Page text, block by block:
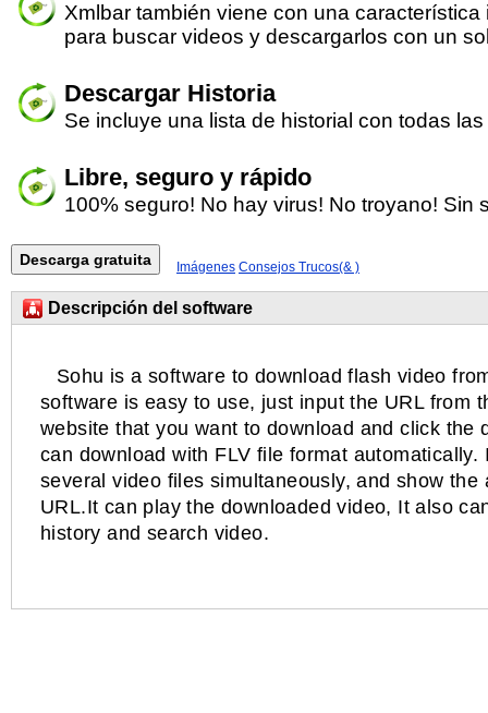
Xmlbar también viene con una
para buscar videos y descargarlos con un
Descargar Historia
Se incluye una lista de historial con todas
Libre, seguro y rápido
100% seguro! No hay virus! No troyano! Sin
Imágenes Consejos Trucos(& )
Descripción del software
Sohu is a software to download flash video
software is easy to use, just input the URL from
website that you want to download and click the
can download with FLV file format automatically.
several video files simultaneously, and show the
URL.It can play the downloaded video, It also
history and search video.